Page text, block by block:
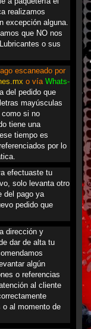
realizamos
excepción alguna.
que NO nos
o sus
escaneado por
o vía Whats-
del pedido que
mayúsculas
si no
tiene una
tiempo es
por lo
efectuaste tu
solo levanta otro
del pago ya
pedido que
dirección y
dar de alta tu
algún
o referencias
al cliente
o al momento de